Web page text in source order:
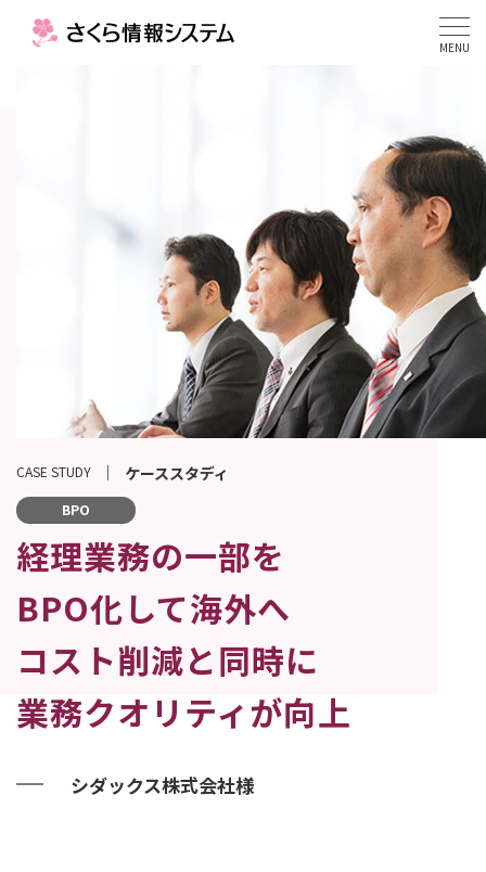
MENU
CASE STUDY ケーススタディ
BPO
経理業務の一部を
BPO化して海外へ
コスト削減と同時に
業務クオリティが向上
シダックス株式会社様